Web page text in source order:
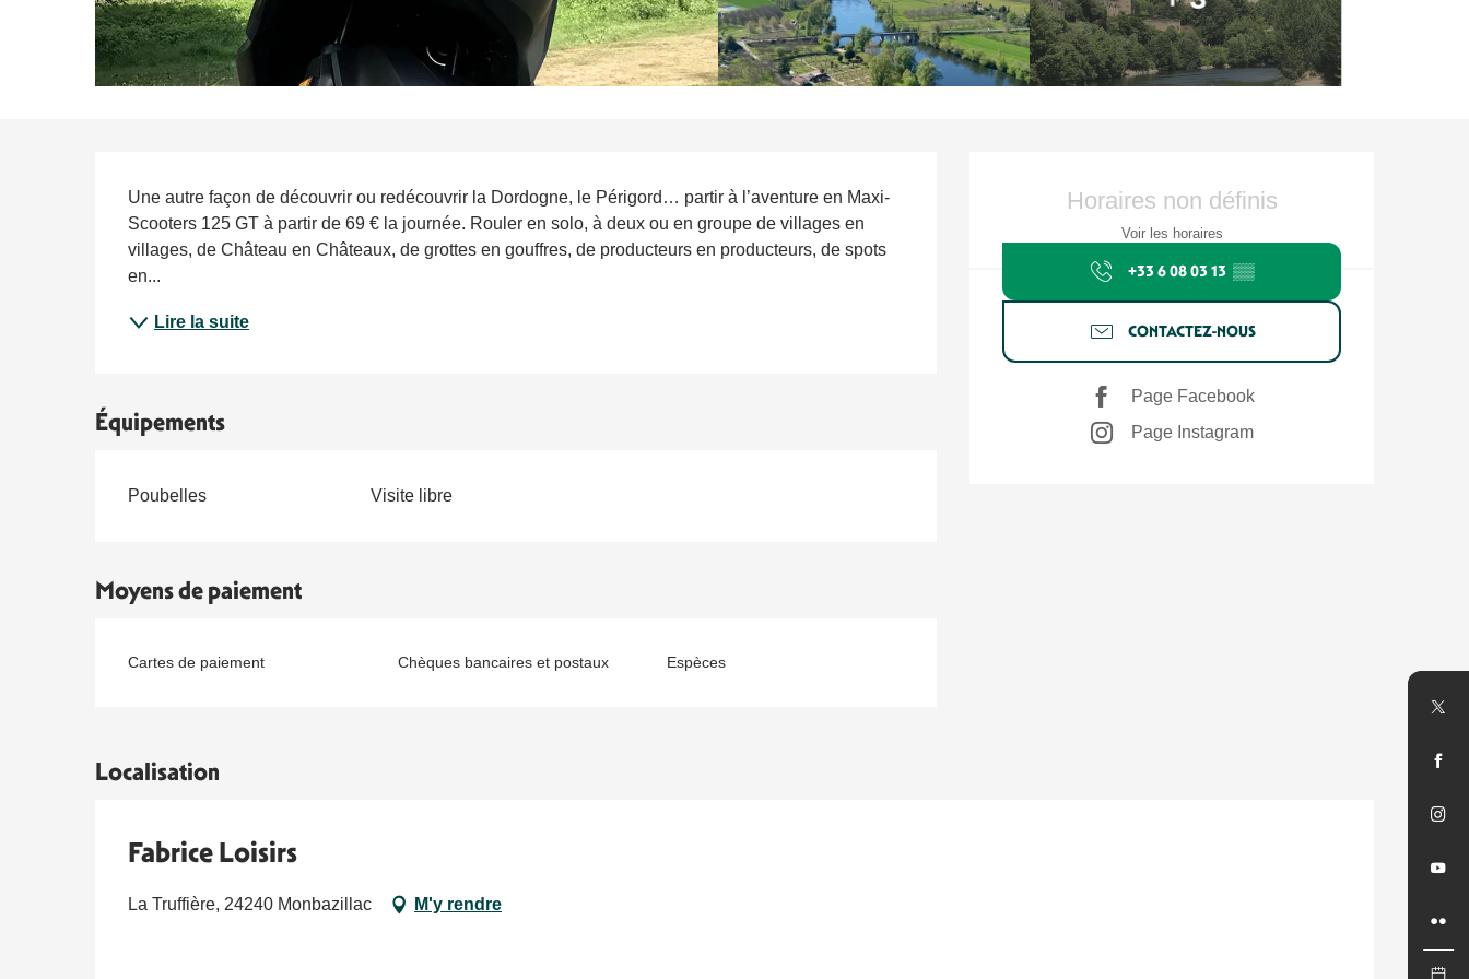
Ouverture et coordonnées
Horaires non définis
Voir les horaires
+33 6 08 03 13 ▒▒
CONTACTEZ-NOUS
Page Facebook
Page Instagram
Description
Une autre façon de découvrir ou redécouvrir la Dordogne, le Périgord… partir à l’aventure en Maxi-
Scooters 125 GT à partir de 69 € la journée. Rouler en solo, à deux ou en groupe de villages en
villages, de Château en Châteaux, de grottes en gouffres, de producteurs en producteurs, de spots
en...
Lire la suite
Équipements
Poubelles Visite libre
Moyens de paiement
Cartes de paiement Chèques bancaires et postaux Espèces
Localisation
Fabrice Loisirs
La Truffière, 24240 Monbazillac M'y rendre